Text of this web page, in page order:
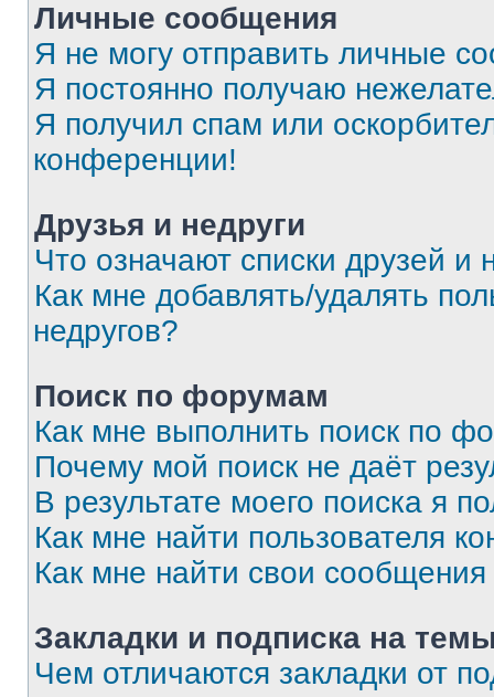
Личные сообщения
Я не могу отправить личные
Я постоянно получаю
Я получил спам или
конференции!
Друзья и недруги
Что означают списки друзей и
Как мне добавлять/удалять
недругов?
Поиск по форумам
Как мне выполнить поиск по
Почему мой поиск не даёт
В результате моего поиска я
Как мне найти пользователя
Как мне найти свои
Закладки и подписка на
Чем отличаются закладки от